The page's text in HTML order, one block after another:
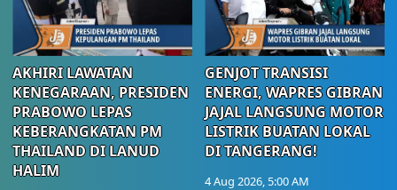
AKHIRI LAWATAN
KENEGARAAN, PRESIDEN
PRABOWO LEPAS
KEBERANGKATAN PM
THAILAND DI LANUD
HALIM
GENJOT TRANSISI
ENERGI, WAPRES GIBRAN
JAJAL LANGSUNG MOTOR
LISTRIK BUATAN LOKAL
DI TANGERANG!
4 Aug 2026, 5:00 AM